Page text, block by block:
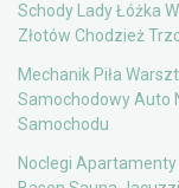
Schody Lady Łóżka
Złotów Chodzież
Mechanik Piła
Samochodowy Auto
Samochodu
Noclegi Apartamenty